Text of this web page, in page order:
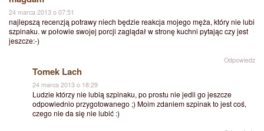
24 marca 2013 o 07:51
najlepszą recenzją potrawy niech będzie reakcja mojego męża, który nie lubi
szpinaku. w połowie swojej porcji zaglądał w stronę kuchni pytając czy jest
jeszcze:-)
Odpowiedz
Tomek Lach
24 marca 2013 o 18:29
Ludzie którzy nie lubią szpinaku, po prostu nie jedli go jeszcze
odpowiednio przygotowanego ;) Moim zdaniem szpinak to jest coś,
czego nie da się nie lubić :)